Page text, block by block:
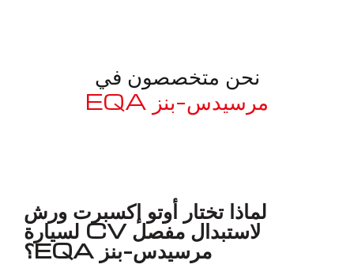
نحن متخصصون في
مرسيدس-بنز EQA
لماذا تختار أوتو إكسبرت ورش
لاستبدال مفصل CV لسيارة
مرسيدس-بنز EQA؟